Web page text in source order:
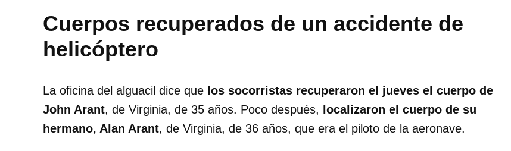
Cuerpos recuperados de un accidente de
helicóptero
La oficina del alguacil dice que los socorristas recuperaron el jueves el cuerpo de
John Arant, de Virginia, de 35 años. Poco después,
localizaron el cuerpo de su
hermano, Alan Arant, de Virginia, de 36 años, que era el piloto de la aeronave.